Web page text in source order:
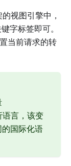
视图引擎中，
字标签即可。
当前请求的转
言，该变
国际化语